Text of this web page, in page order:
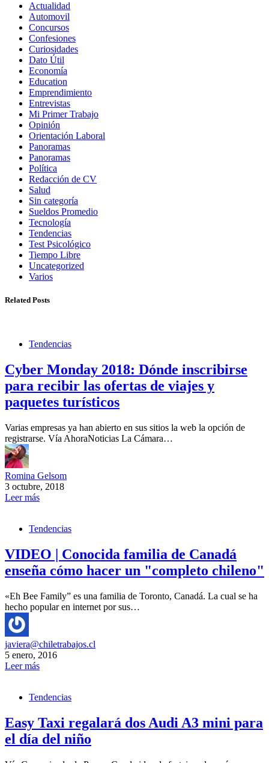
Actualidad
Automovil
Concursos
Confesiones
Curiosidades
Dato Útil
Economía
Education
Emprendimiento
Entrevistas
Mi Primer Trabajo
Opinión
Orientación Laboral
Panoramas
Panoramas
Política
Redacción de CV
Salud
Sin categoría
Sueldos Promedio
Tecnología
Tendencias
Test Psicológico
Tiempo Libre
Uncategorized
Varios
Related Posts
Tendencias
Cyber Monday 2018: Dónde inscribirse
para recibir las ofertas de viajes y
paquetes turísticos
Varias empresas ya han abierto en sus sitios la web la opción de
registrarse. Vía AhoraNoticias La Cámara…
Romina Gelsom
3 octubre, 2018
Leer más
Tendencias
VIDEO | Conocida familia de Canadá
enseña cómo hacer un "completo chileno"
«Eh Bee Family” es una familia de Toronto, Canadá. La cual se ha
hecho popular en internet por sus…
javiera@chiletrabajos.cl
5 enero, 2016
Leer más
Tendencias
Easy Taxi regalará dos Audi A3 mini para
el día del niño